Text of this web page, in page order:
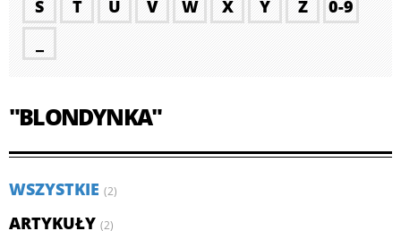
S
T U V W X Y Z
0-9
"BLONDYNKA"
WSZYSTKIE (2)
ARTYKUŁY (2)